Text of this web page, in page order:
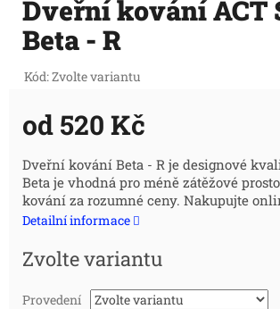
Dveřní kování ACT
Beta - R
Kód:Zvolte variantu
od 520 Kč
Měrná
cena:
Dveřní kování Beta - R je designové
Beta je vhodná pro méně zátěžové
kování za rozumné ceny. Nakupujte
Detailní informace
Zvolte variantu
Provedení